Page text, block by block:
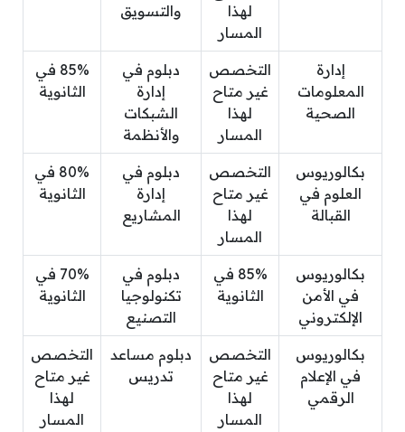
لهذا
المسار
والتسويق
إدارة
المعلومات
الصحية
التخصص
غير متاح
لهذا
المسار
دبلوم في
إدارة
الشبكات
والأنظمة
85% في
الثانوية
بكالوريوس
العلوم في
القبالة
التخصص
غير متاح
لهذا
المسار
دبلوم في
إدارة
المشاريع
80% في
الثانوية
بكالوريوس
في الأمن
الإلكتروني
85% في
الثانوية
دبلوم في
تكنولوجيا
التصنيع
70% في
الثانوية
بكالوريوس
في الإعلام
الرقمي
التخصص
غير متاح
لهذا
المسار
دبلوم مساعد
تدريس
التخصص
غير متاح
لهذا
المسار